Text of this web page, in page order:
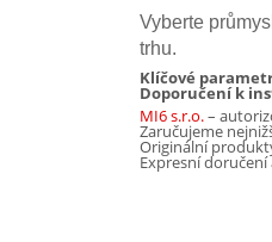
Vyberte
trhu.
Klíčové
Doporučení k
MI6 s.r.o.–
Zaručujeme
Originální
Expresní